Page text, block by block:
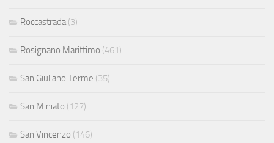
Roccastrada (3)
Rosignano Marittimo (461)
San Giuliano Terme (35)
San Miniato (127)
San Vincenzo (146)